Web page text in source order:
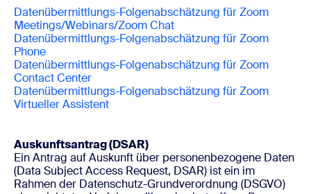
Datenübermittlungs-Folgenabschätzung für Zoom
Meetings/Webinars/Zoom Chat
Datenübermittlungs-Folgenabschätzung für Zoom
Phone
Datenübermittlungs-Folgenabschätzung für Zoom
Contact Center
Datenübermittlungs-Folgenabschätzung für Zoom
Virtueller Assistent
Auskunftsantrag (DSAR)
Ein Antrag auf Auskunft über personenbezogene Daten
(Data Subject Access Request, DSAR) ist ein im
Rahmen der Datenschutz-Grundverordnung (DSGVO)